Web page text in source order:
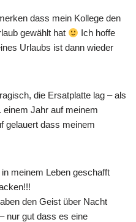
dass mein Kollege den
gewählt hat
Ich hoffe
Urlaubs ist dann wieder
die Ersatplatte lag – als
einem Jahr auf meinem
gelauert dass meinem
meinem Leben geschafft
den Geist über Nacht
nur gut dass es eine